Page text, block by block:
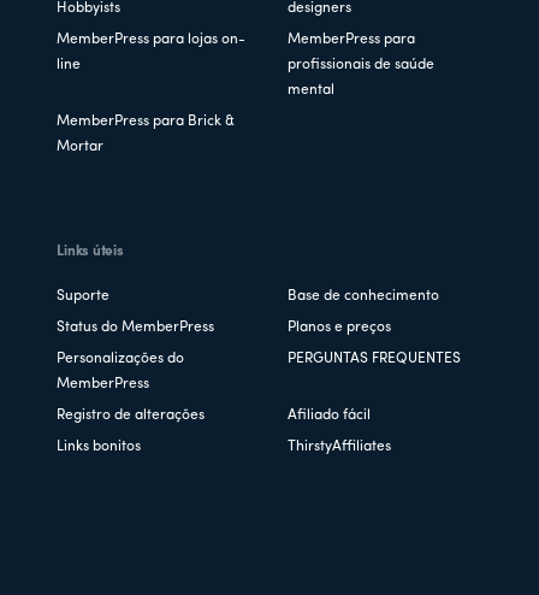
Hobbyists
designers
MemberPress para lojas on-
line
MemberPress para
profissionais de saúde
mental
MemberPress para Brick &
Mortar
Links úteis
Suporte Base de conhecimento
Status do MemberPress Planos e preços
Personalizações do
MemberPress
PERGUNTAS FREQUENTES
Registro de alterações Afiliado fácil
Links bonitos ThirstyAffiliates